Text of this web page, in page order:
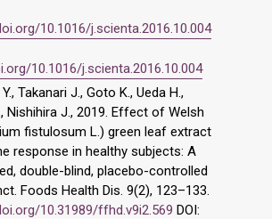
10.1016/j.scienta.2016.10.004
10.1016/j.scienta.2016.10.004
Takanari J., Goto K., Ueda H.,
Nishihira J., 2019. Effect of Welsh
fistulosum L.) green leaf extract
response in healthy subjects: A
double-blind, placebo-controlled
Foods Health Dis. 9(2), 123–133.
10.31989/ffhd.v9i2.569 DOI: